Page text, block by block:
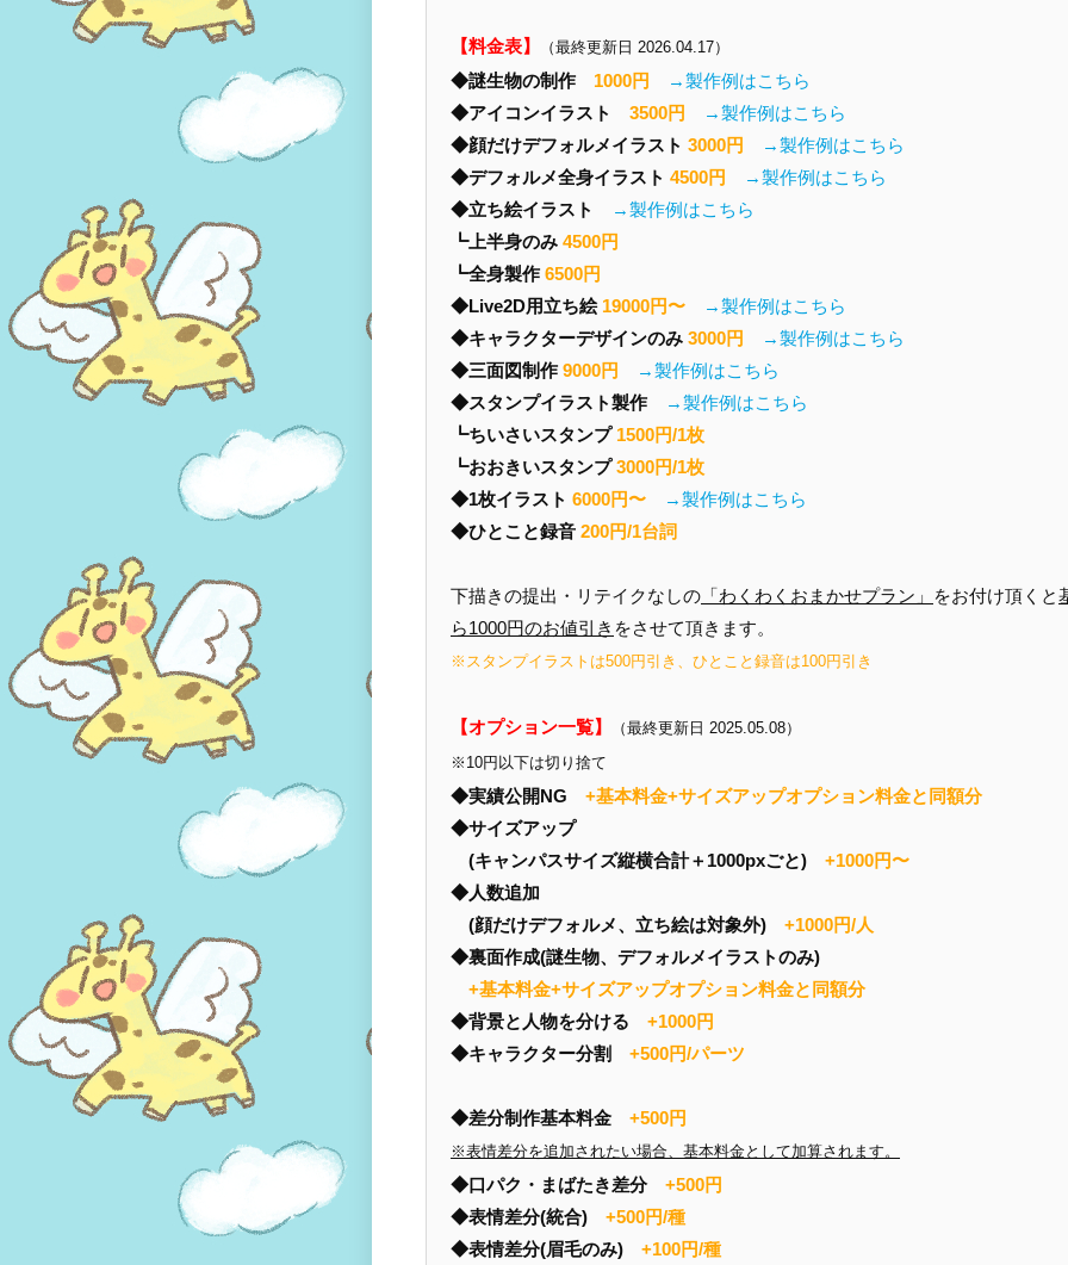
【料金表】 （最終更新日 2026.04.17）
◆謎生物の制作 1000円
→製作例はこちら
◆アイコンイラスト 3500円
→製作例はこちら
◆顔だけデフォルメイラスト 3000円
→製作例はこちら
◆デフォルメ全身イラスト 4500円
→製作例はこちら
◆立ち絵イラスト
→製作例はこちら
┗上半身のみ 4500円
┗全身製作 6500円
◆Live2D用立ち絵 19000円〜
→製作例はこちら
◆キャラクターデザインのみ 3000円
→製作例はこちら
◆三面図制作 9000円
→製作例はこちら
◆スタンプイラスト製作
→製作例はこちら
┗ちいさいスタンプ 1500円/1枚
┗おおきいスタンプ3000円/1枚
◆1枚イラスト 6000円〜
→製作例はこちら
◆ひとこと録音 200円/1台詞
下描きの提出・リテイクなしの 「わくわくおまかせプラン」 をお付け頂くと
ら1000円のお値引き をさせて頂きます。
※スタンプイラストは500円引き、ひとこと録音は100円引き
【オプション一覧】 （最終更新日 2025.05.08）
※10円以下は切り捨て
◆実績公開NG +基本料金+サイズアップオプション料金と同額分
◆サイズアップ
(キャンパスサイズ縦横合計＋1000pxごと) +1000円〜
◆人数追加
(顔だけデフォルメ、立ち絵は対象外) +1000円/人
◆裏面作成(謎生物、デフォルメイラストのみ)
+基本料金+サイズアップオプション料金と同額分
◆背景と人物を分ける +1000円
◆キャラクター分割 +500円/パーツ
◆差分制作基本料金 +500円
※表情差分を追加されたい場合、基本料金として加算されます。
◆口パク・まばたき差分 +500円
◆表情差分(統合) +500円/種
◆表情差分(眉毛のみ) +100円/種